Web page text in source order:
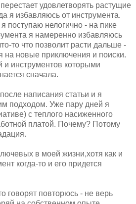
удовлетворять растущие
я избавляюсь от инструмента.
поступаю нелогично - на пике
я намеренно избавляюсь
то что позволит расти дальше -
на новые приключения и поиски.
инструментов которыми
сначала.
написания статьи и я
подходом. Уже пару дней я
с теплого насиженного
платой. Почему? Потому
в моей жизни,хотя как и
когда-то и его придется
говорят повторюсь - не верь